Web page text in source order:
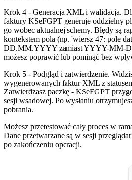
Krok 4 - Generacja XML i walidacja.
faktury KSeFGPT generuje oddzielny
go wobec aktualnej schemy. Błędy są
kontekstem pola (np. 'wiersz 47: pole
DD.MM.YYYY zamiast YYYY-MM-
możesz poprawić lub pominąć bez
Krok 5 - Podgląd i zatwierdzenie.
wygenerowanych faktur XML z
Zatwierdzasz paczkę - KSeFGPT
sesji wsadowej. Po wysłaniu
pobrania.
Możesz przetestować cały proces w
Dane przetwarzane są w sesji
po zakończeniu operacji.